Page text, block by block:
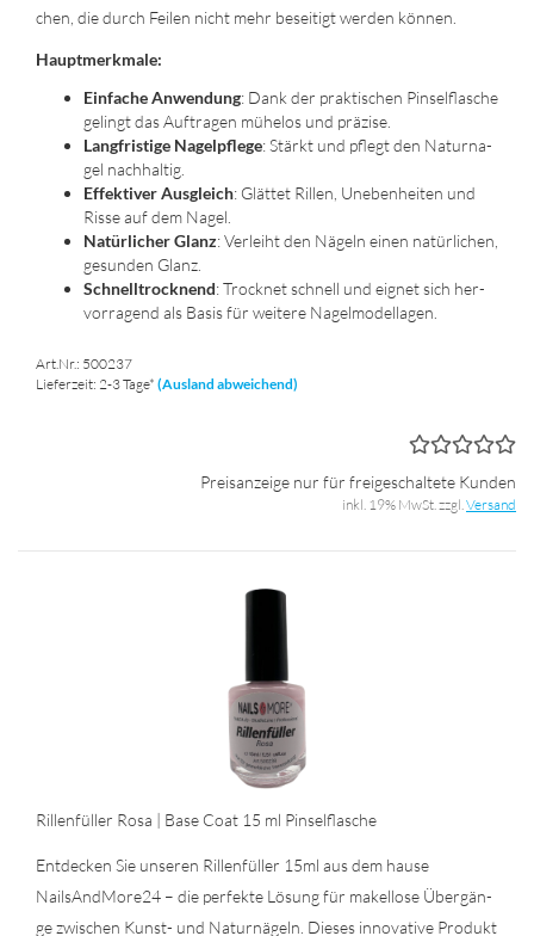
chen, die durch Fei­len nicht mehr be­sei­tigt wer­den kön­nen.
Haupt­merk­ma­le:
Ein­fa­che An­wen­dung: Dank der prak­ti­schen Pin­sel­fla­sche
ge­lingt das Auf­tra­gen mü­he­los und prä­zi­se.
Lang­fris­ti­ge Na­gel­pfle­ge: Stärkt und pflegt den Na­tur­na­
gel nach­hal­tig.
Ef­fek­ti­ver Aus­gleich: Glät­tet Ril­len, Un­eben­hei­ten und
Risse auf dem Nagel.
Na­tür­li­cher Glanz: Ver­leiht den Nä­geln einen na­tür­li­chen,
ge­sun­den Glanz.
Schnell­trock­nend: Trock­net schnell und eig­net sich her­
vor­ra­gend als Basis für wei­te­re Na­gel­mo­del­la­gen.
Art.Nr.: 500237
Lieferzeit: 2-3 Tage* (Ausland abweichend)
Preisanzeige nur für freigeschaltete Kunden
inkl. 19% MwSt. zzgl.Versand
Ril­len­fül­ler Rosa | Base Coat 15 ml Pin­sel­fla­sche
Ent­de­cken Sie un­se­ren Ril­len­fül­ler 15ml aus dem hause
NailsAndMore24 – die per­fek­te Lö­sung für ma­kel­lo­se Über­gän­
ge zwi­schen Kunst-​ und Na­tur­nä­geln. Die­ses in­no­va­ti­ve Pro­dukt